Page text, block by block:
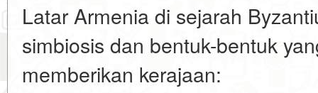
Latar Armenia di sejarah
simbiosis dan bentuk-bentuk
memberikan kerajaan: